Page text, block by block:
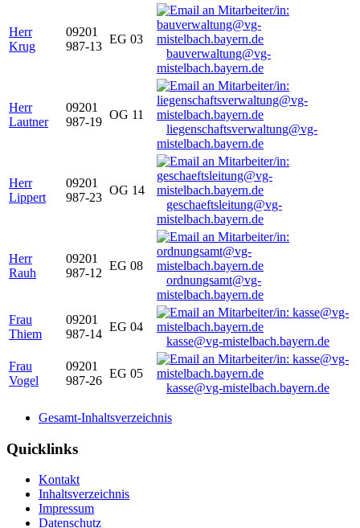
Herr
Krug
09201
987-13
EG 03
bauverwaltung@vg-
mistelbach.bayern.de
Herr
Lautner
09201
987-19
OG 11
liegenschaftsverwaltung@vg-
mistelbach.bayern.de
Herr
Lippert
09201
987-23
OG 14
geschaeftsleitung@vg-
mistelbach.bayern.de
Herr
Rauh
09201
987-12
EG 08
ordnungsamt@vg-
mistelbach.bayern.de
Frau
Thiem
09201
987-14
EG 04
kasse@vg-mistelbach.bayern.de
Frau
Vogel
09201
987-26
EG 05
kasse@vg-mistelbach.bayern.de
Gesamt-Inhaltsverzeichnis
Quicklinks
Kontakt
Inhaltsverzeichnis
Impressum
Datenschutz